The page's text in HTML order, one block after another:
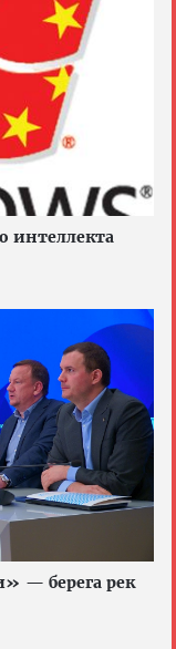
интеллекта
— берега рек